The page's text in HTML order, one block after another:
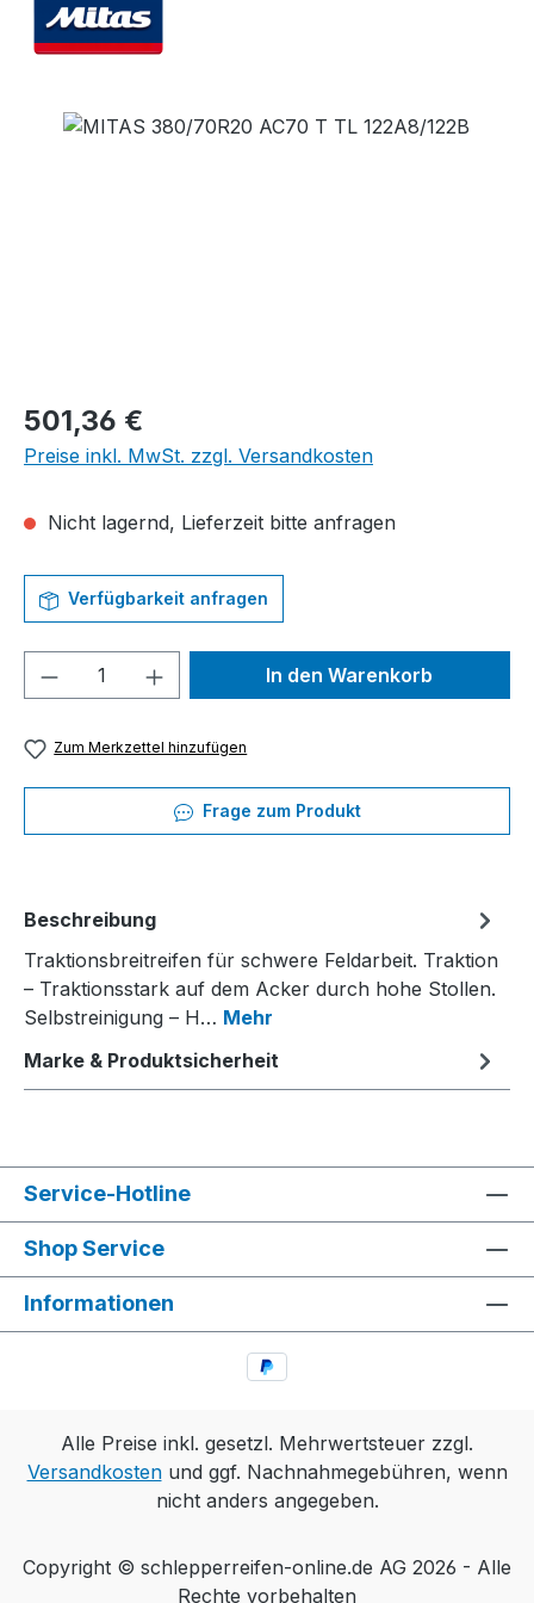
Bildergalerie überspringen
Regulärer Preis:
501,36 €
Preise inkl. MwSt. zzgl. Versandkosten
Nicht lagernd, Lieferzeit bitte anfragen
Verfügbarkeit anfragen
Produkt Anzahl: Gib denIn den Warenkorb
Zum Merkzettel hinzufügen
Frage zum Produkt
Beschreibung
Traktionsbreitreifen für schwere Feldarbeit. Traktion
– Traktionsstark auf dem Acker durch hohe Stollen.
Selbstreinigung – H… Mehr
Marke & Produktsicherheit
Service-Hotline
Shop Service
Informationen
Alle Preise inkl. gesetzl. Mehrwertsteuer zzgl.
Versandkostenund ggf. Nachnahmegebühren, wenn
nicht anders angegeben.
Copyright © schlepperreifen-online.de AG 2026 - Alle
Rechte vorbehalten